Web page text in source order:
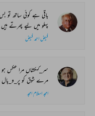
باقی ہے کوئی ساتھ تو
پہلو میں لیے پھرتے ہیں
فیض احمد فیض
سر_کہکشاں مرا عکس ہو
مرے شوق کو
امجد اسلام امجد